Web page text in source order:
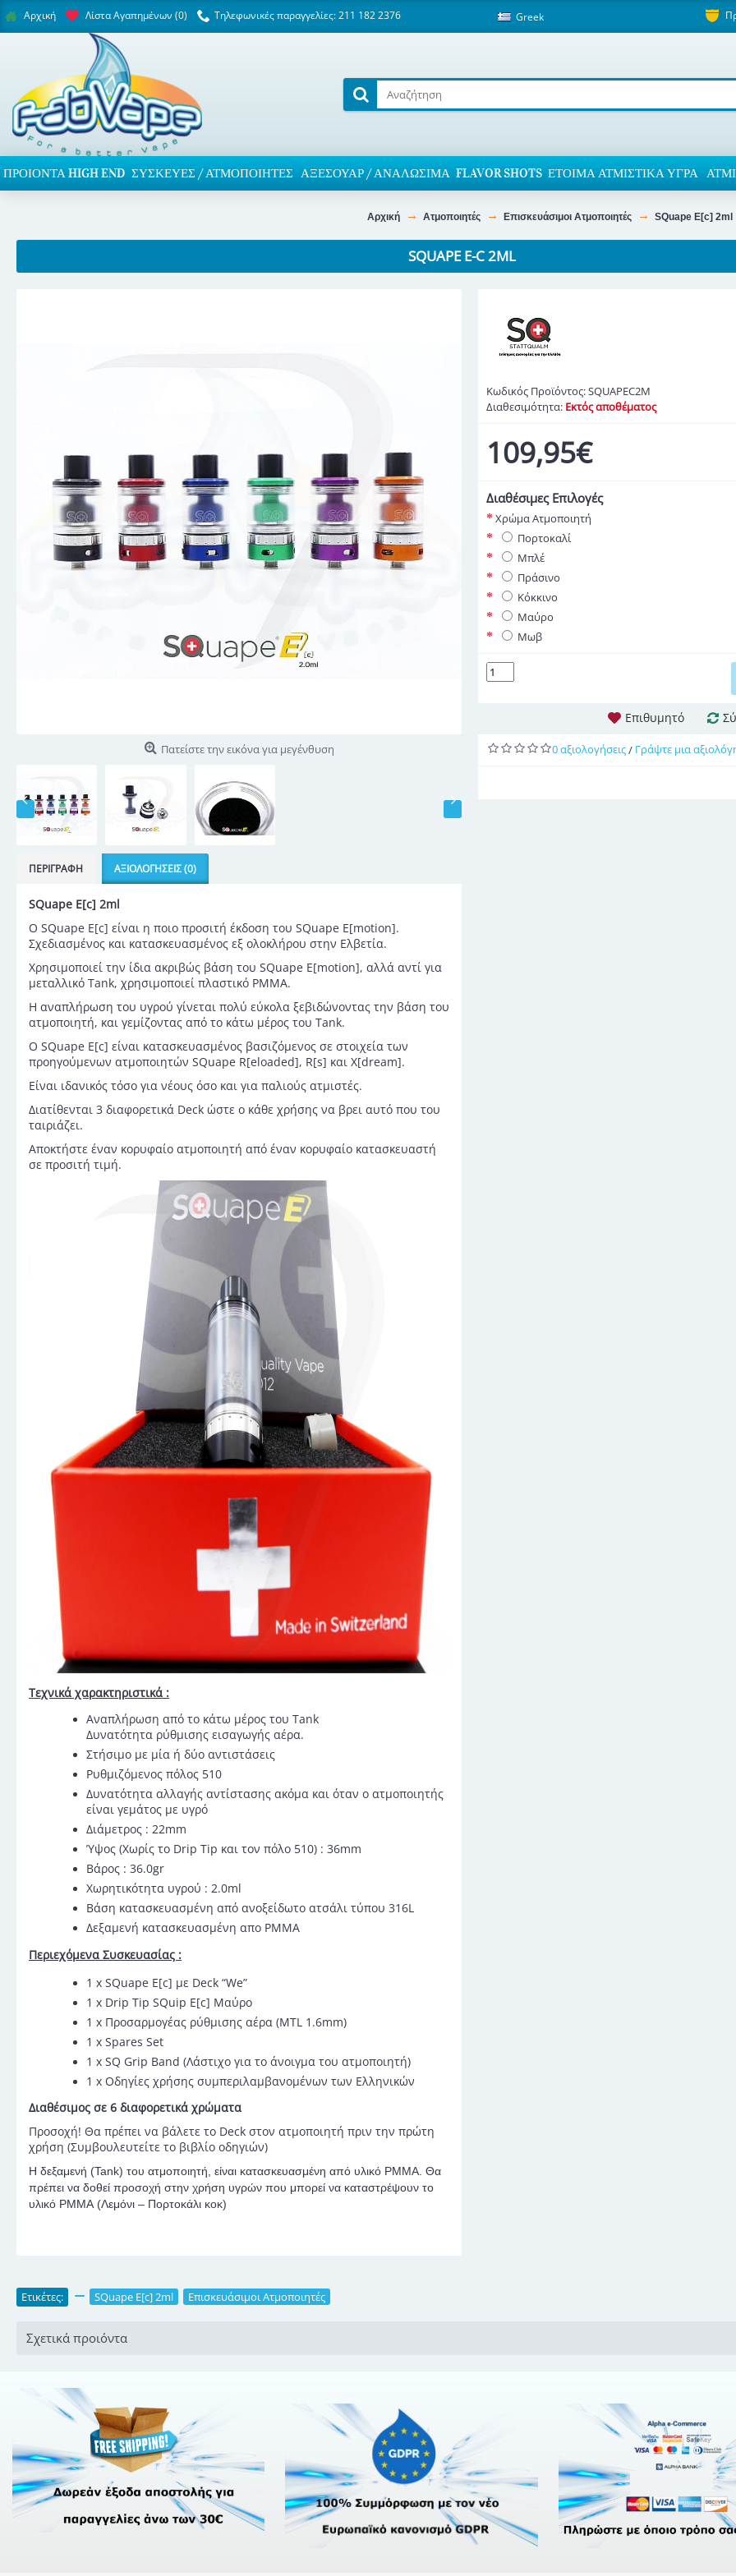
Αρχική Λίστα Αγαπημένων (0) Τηλεφωνικές παραγγελίες: 211 182 2376 Greek
ΠΡΟΙΌΝΤΑ HIGH END ΣΥΣΚΕΥΈΣ / ΑΤΜΟΠΟΙΗΤΈΣ ΑΞΕΣΟΥΆΡ / ΑΝΑΛΏΣΙΜΑ FLAVOR SHOTS ΈΤΟΙΜΑ ΑΤΜΙΣΤΙΚΆ ΥΓΡΆ
Αρχική Ατμοποιητές Επισκευάσιμοι Ατμοποιητές SQuape E[c] 2ml
SQUAPE E-C 2ML
Πατείστε την εικόνα για μεγένθυση
ΠΕΡΙΓΡΑΦΉ ΑΞΙΟΛΟΓΉΣΕΙΣ (0)
SQuape E[c] 2ml
Ο SQuape E[c] είναι η ποιο προσιτή έκδοση του SQuape E[motion].
Σχεδιασμένος και κατασκευασμένος εξ ολοκλήρου στην Ελβετία.
Χρησιμοποιεί την ίδια ακριβώς βάση του SQuape E[motion], αλλά αντί για
μεταλλικό Tank, χρησιμοποιεί πλαστικό PMMA.
Η αναπλήρωση του υγρού γίνεται πολύ εύκολα ξεβιδώνοντας την βάση του
ατμοποιητή, και γεμίζοντας από το κάτω μέρος του Tank.
Ο SQuape E[c] είναι κατασκευασμένος βασιζόμενος σε στοιχεία των
προηγούμενων ατμοποιητών SQuape R[eloaded], R[s] και X[dream].
Είναι ιδανικός τόσο για νέους όσο και για παλιούς ατμιστές.
Διατίθενται 3 διαφορετικά Deck ώστε ο κάθε χρήσης να βρει αυτό που του
ταιριάζει.
Αποκτήστε έναν κορυφαίο ατμοποιητή από έναν κορυφαίο κατασκευαστή
σε προσιτή τιμή.
Τεχνικά χαρακτηριστικά :
Αναπλήρωση από το κάτω μέρος του Tank
Δυνατότητα ρύθμισης εισαγωγής αέρα.
Στήσιμο με μία ή δύο αντιστάσεις
Ρυθμιζόμενος πόλος 510
Δυνατότητα αλλαγής αντίστασης ακόμα και όταν ο ατμοποιητής
είναι γεμάτος με υγρό
Διάμετρος : 22mm
Ύψος (Χωρίς το Drip Tip και τον πόλο 510) : 36mm
Βάρος : 36.0gr
Χωρητικότητα υγρού : 2.0ml
Βάση κατασκευασμένη από ανοξείδωτο ατσάλι τύπου 316L
Δεξαμενή κατασκευασμένη απο PMMA
Περιεχόμενα Συσκευασίας :
1 x SQuape E[c] με Deck “We”
1 x Drip Tip SQuip E[c] Μαύρο
1 x Προσαρμογέας ρύθμισης αέρα (MTL 1.6mm)
1 x Spares Set
1 x SQ Grip Band (Λάστιχο για το άνοιγμα του ατμοποιητή)
1 x Οδηγίες χρήσης συμπεριλαμβανομένων των Ελληνικών
Διαθέσιμος σε 6 διαφορετικά χρώματα
Προσοχή! Θα πρέπει να βάλετε το Deck στον ατμοποιητή πριν την πρώτη
χρήση (Συμβουλευτείτε το βιβλίο οδηγιών)
Η δεξαμενή (Tank) του ατμοποιητή, είναι κατασκευασμένη από υλικό PMMA. Θα
πρέπει να δοθεί προσοχή στην χρήση υγρών που μπορεί να καταστρέψουν το
υλικό PMMA(Λεμόνι – Πορτοκάλι κοκ)
Κωδικός Προϊόντος:SQUAPEC2M
Διαθεσιμότητα: Εκτός αποθέματος
109,95€
Διαθέσιμες Επιλογές
Χρώμα Ατμοποιητή
Πορτοκαλί
Μπλέ
Πράσινο
Κόκκινο
Μαύρο
Μωβ
Επιθυμητό
0 αξιολογήσεις/ Γράψτε μια
Ετικέτες: SQuape E[c] 2ml Επισκευάσιμοι Ατμοποιητές
Σχετικά προιόντα